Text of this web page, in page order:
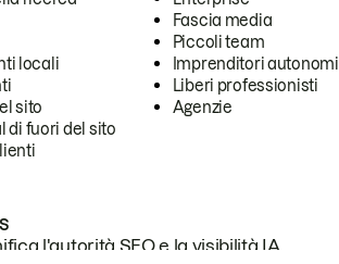
locali
sito
di fuori del sito
Fascia media
Piccoli team
Imprenditori autonomi
Liberi professionisti
Agenzie
l'autorità SEO e la visibilità IA.